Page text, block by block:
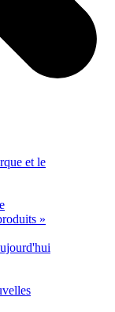
et le
»